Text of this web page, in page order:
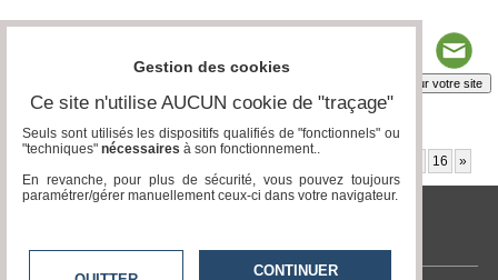
Insérez sur votre site
Page 1 / 28 16 »
www.acteurs-locaux.fr
Gestion des cookies
Ce site n'utilise AUCUN cookie de "traçage"
Seuls sont utilisés les dispositifs qualifiés de "fonctionnels" ou
"techniques" nécessaires à son fonctionnement..
En revanche, pour plus de sécurité, vous pouvez toujours
paramétrer/gérer manuellement ceux-ci dans votre navigateur.
CONTINUER